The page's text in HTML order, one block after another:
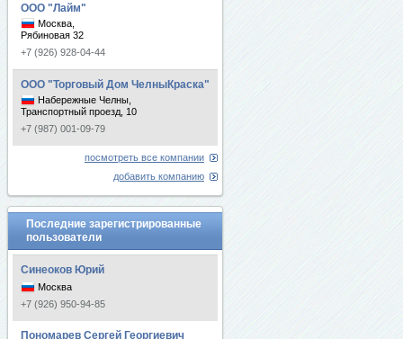
ООО "Лайм"
Москва,
Рябиновая 32
+7 (926) 928-04-44
ООО "Торговый Дом ЧелныКраска"
Набережные Челны,
Транспортный проезд, 10
+7 (987) 001-09-79
посмотреть все компании
добавить компанию
Последние зарегистрированные
пользователи
Синеоков Юрий
Москва
+7 (926) 950-94-85
Пономарев Сергей Георгиевич